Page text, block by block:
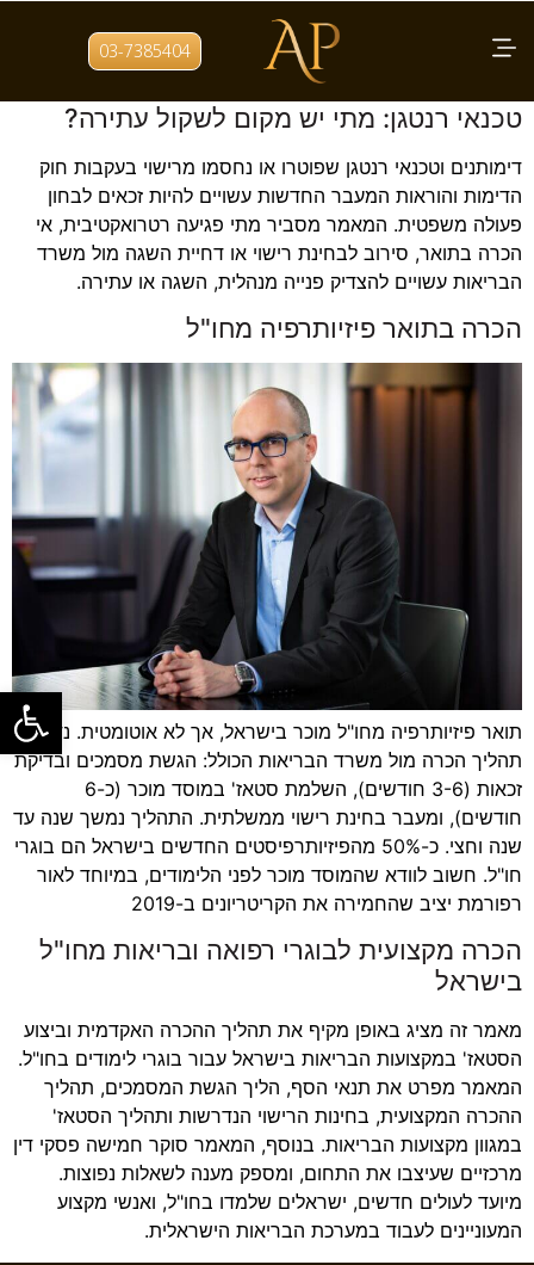
פתח
03-7385404 תגית: רישוי מקצועות בריאות
חוק הדימותנים, רישוי משרד הבריאות ופיטורי
טכנאי רנטגן: מתי יש מקום לשקול עתירה?
דימותנים וטכנאי רנטגן שפוטרו או נחסמו מרישוי בעקבות חוק
הדימות והוראות המעבר החדשות עשויים להיות זכאים לבחון
פעולה משפטית. המאמר מסביר מתי פגיעה רטרואקטיבית, אי
הכרה בתואר, סירוב לבחינת רישוי או דחיית השגה מול משרד
הבריאות עשויים להצדיק פנייה מנהלית, השגה או עתירה.
הכרה בתואר פיזיותרפיה מחו"ל
תואר פיזיותרפיה מחו"ל מוכר בישראל, אך לא אוטומטית. נדרש
תהליך הכרה מול משרד הבריאות הכולל: הגשת מסמכים ובדיקת
זכאות (3-6 חודשים), השלמת סטאז' במוסד מוכר (כ-6
חודשים), ומעבר בחינת רישוי ממשלתית. התהליך נמשך שנה עד
שנה וחצי. כ-50% מהפיזיותרפיסטים החדשים בישראל הם בוגרי
חו"ל. חשוב לוודא שהמוסד מוכר לפני הלימודים, במיוחד לאור
רפורמת יציב שהחמירה את הקריטריונים ב-2019
הכרה מקצועית לבוגרי רפואה ובריאות מחו"ל
בישראל
מאמר זה מציג באופן מקיף את תהליך ההכרה האקדמית וביצוע
הסטאז' במקצועות הבריאות בישראל עבור בוגרי לימודים בחו"ל.
המאמר מפרט את תנאי הסף, הליך הגשת המסמכים, תהליך
ההכרה המקצועית, בחינות הרישוי הנדרשות ותהליך הסטאז'
במגוון מקצועות הבריאות. בנוסף, המאמר סוקר חמישה פסקי דין
מרכזיים שעיצבו את התחום, ומספק מענה לשאלות נפוצות.
מיועד לעולים חדשים, ישראלים שלמדו בחו"ל, ואנשי מקצוע
המעוניינים לעבוד במערכת הבריאות הישראלית.